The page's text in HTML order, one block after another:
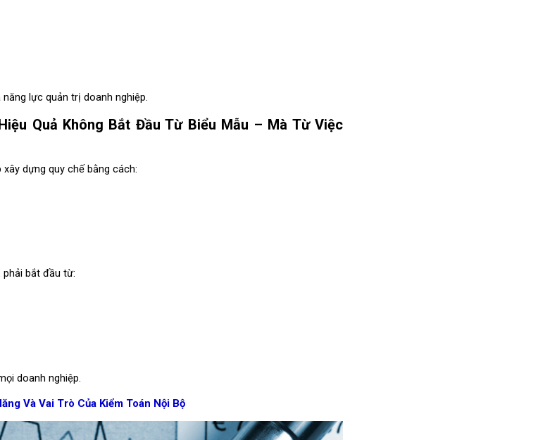
lực quản trị doanh nghiệp.
Quả Không Bắt Đầu Từ Biểu Mẫu – Mà Từ Việc
dựng quy chế bằng cách:
bắt đầu từ:
doanh nghiệp.
Và Vai Trò Của Kiểm Toán Nội Bộ